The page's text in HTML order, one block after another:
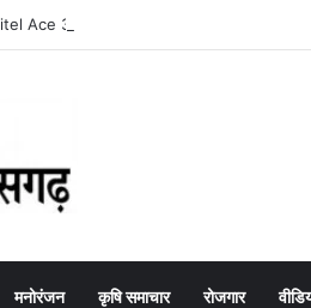
itel Ace 3 Heera : 949 में लांच हुआ नया फीचर
मनोरंजन कृषि समाचार रोजगार